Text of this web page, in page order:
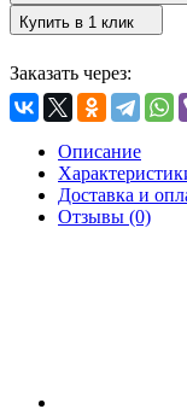
Купить в 1 клик
Заказать через:
Описание
Доставка и
Отзывы (0)